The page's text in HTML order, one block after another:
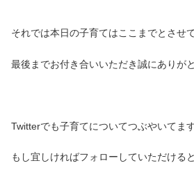
それでは本日の子育てはここまでとさせ
最後までお付き合いいただき誠にありが
Twitterでも子育てについてつぶやいてます
もし宜しければフォローしていただける